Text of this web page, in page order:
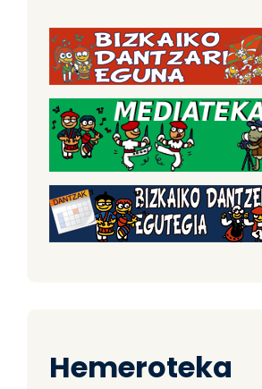
Hemeroteka